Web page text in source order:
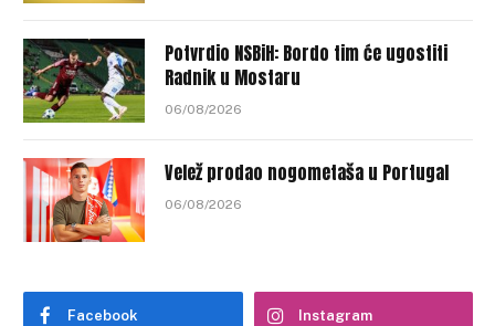
Potvrdio NSBiH: Bordo tim će ugostiti
Radnik u Mostaru
06/08/2026
Velež prodao nogometaša u Portugal
06/08/2026
Facebook Instagram